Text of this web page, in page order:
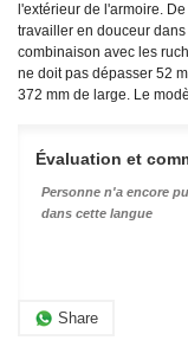
l'extérieur de l'armoire.
travailler en douceur
combinaison avec les
ne doit pas dépasser 52
372 mm de large. Le
Évaluation et
Personne n'a encore
dans cette langue
Share